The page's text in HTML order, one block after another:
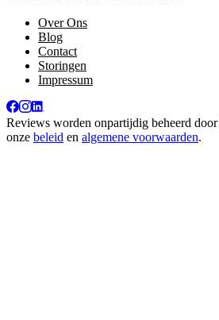
Over Ons
Blog
Contact
Storingen
Impressum
Reviews worden onpartijdig beheerd door
onze beleid en algemene voorwaarden.